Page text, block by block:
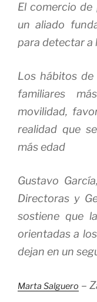
El comercio de
un aliado
para detectar a
Los hábitos de
familiares
movilidad,
realidad que
más edad
Gustavo
Directoras y
sostiene que
orientadas a
dejan en un
Marta Salguero –